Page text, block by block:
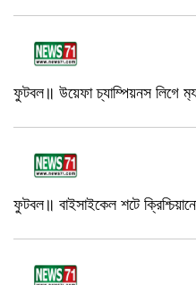
ফুটবল॥ উয়েফা চ্যাম্পিয়নস লিগে
ফুটবল॥ বাইসাইকেল শটে